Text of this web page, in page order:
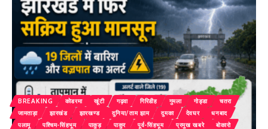
BREAKING कोडरमा खूंटी गढ़वा गिरिडीह गुमला गोड्डा
चतरा
जामताड़ा
झारखंड झारखण्ड दुनिया/ताम झाम दुमका देवघर
धनबाद
पलामू
पश्चिम-सिंहभूम पाकुड़ पाकुर पूर्व-सिंहभूम प्रमुख खबरे
बोकारो